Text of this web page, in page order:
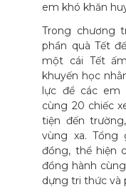
em khó khăn
Trong chương
phần quà Tết
một cái Tết
khuyến học
lực để các
cùng 20 chiếc
tiện đến
vùng xa.
đồng, thể hiện
đồng hành
dựng tri thức và